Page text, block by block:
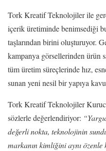
Tork Kreatif Teknolojiler ile
içerik üretiminde benimsediği
taşlarından birini oluşturuyor.
kampanya görsellerinden ürün
tüm üretim süreçlerinde hız,
sunan yeni nesil bir yapıya
Tork Kreatif Teknolojiler
sözlerle değerlendiriyor:
değerli nokta, teknolojinin
markanın kimliğini aynı